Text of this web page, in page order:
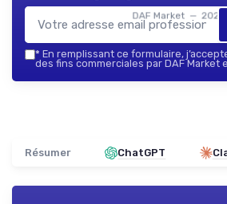
DAF Market — 2026
* En remplissant ce formulaire,
des fins commerciales par DAF Market
Résumer ChatGPT